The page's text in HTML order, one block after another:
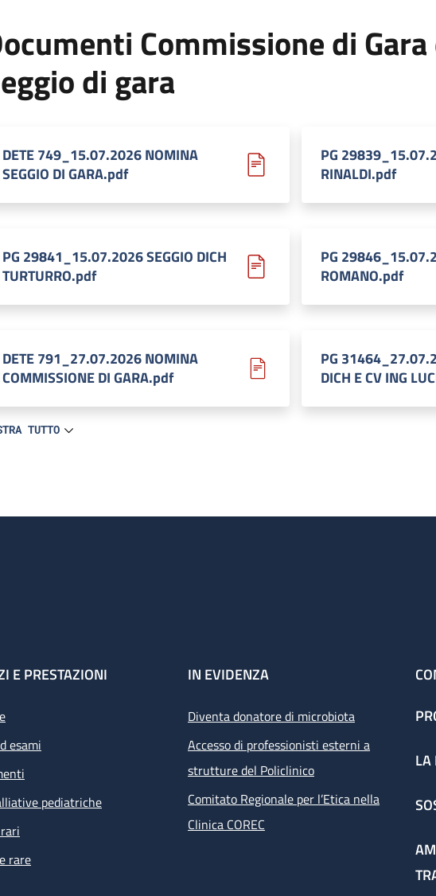
Commissione di
di gara
DETE 749_15.07.2026 NOMINA
SEGGIO DI GARA.pdf
PG
RINALDI.pdf
PG 29841_15.07.2026 SEGGIO DICH
TURTURRO.pdf
PG
ROMANO.pdf
DETE 791_27.07.2026 NOMINA
COMMISSIONE DI GARA.pdf
PG
DICH E CV ING
TUTTO
E PRESTAZIONI
esami
pediatriche
rare
IN EVIDENZA
Diventa donatore di microbiota
Accesso di professionisti esterni a
strutture del Policlinico
Comitato Regionale per l’Etica nella
Clinica COREC
LA